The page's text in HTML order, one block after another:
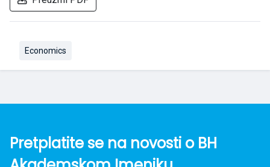
Economics
Pretplatite se na novosti o BH